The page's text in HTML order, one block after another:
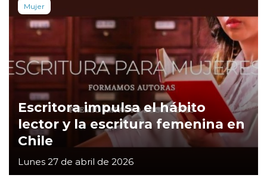
Mujer
Escritora impulsa el hábito
lector y la escritura femenina en
Chile
Lunes 27 de abril de 2026